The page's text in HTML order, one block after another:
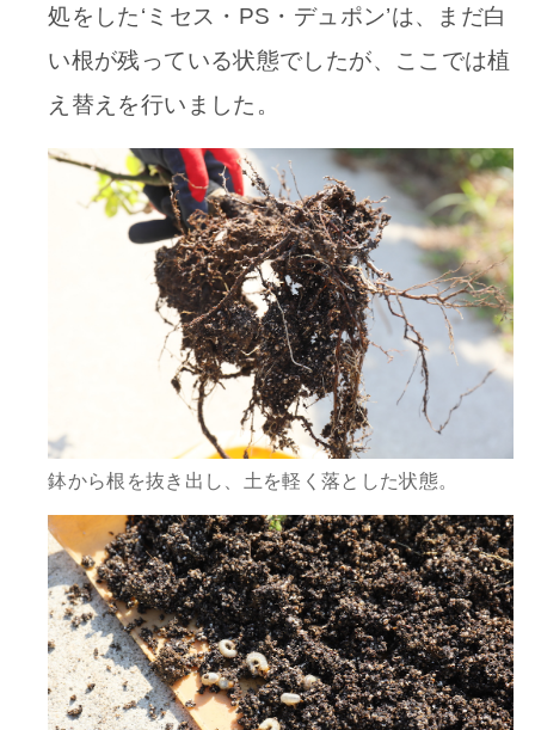
処をした‘ミセス・PS・デュポン’は、まだ白
い根が残っている状態でしたが、ここでは植
え替えを行いました。
鉢から根を抜き出し、土を軽く落とした状態。